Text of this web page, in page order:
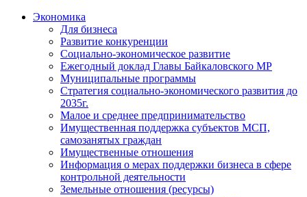
Экономика
Для бизнеса
Развитие конкуренции
Социально-экономическое развитие
Ежегодный доклад Главы Байкаловского МР
Муниципальные программы
Стратегия социально-экономического развития до
2035г.
Малое и среднее предпринимательство
Имущественная поддержка субъектов МСП,
самозанятых граждан
Имущественные отношения
Информация о мерах поддержки бизнеса в сфере
контрольной деятельности
Земельные отношения (ресурсы)